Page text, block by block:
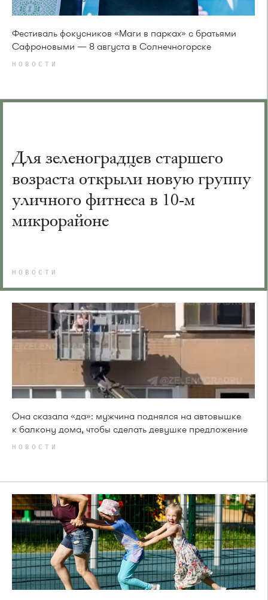
Фестиваль фокусников «Маги в парках» с братьями
Сафроновыми — 8 августа в Солнечногорске
НОВОСТИ
Для зеленоградцев старшего
возраста открыли новую группу
уличного фитнеса в 10-м
микрорайоне
НОВОСТИ
Она сказала «да»: мужчина поднялся на автовышке
к балкону дома, чтобы сделать девушке предложение
НОВОСТИ